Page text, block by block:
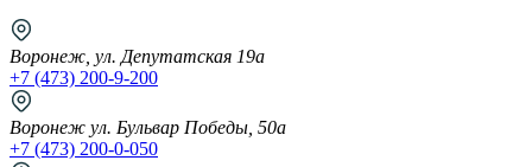
Воронеж, ул. Депутатская 19а
+7 (473) 200-9-200
Воронеж ул. Бульвар Победы, 50а
+7 (473) 200-0-050